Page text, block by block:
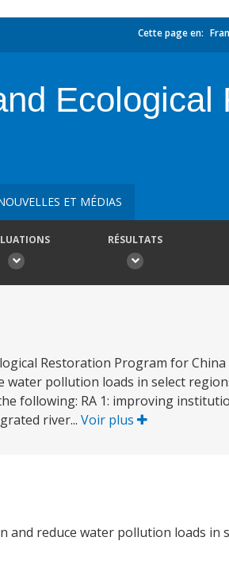
Cette page en:
Ecological
ET MÉDIAS
RÉSULTATS
Restoration Program for
pollution loads in select
following: RA 1: improving
river... Voir plus
reduce water pollution loads in